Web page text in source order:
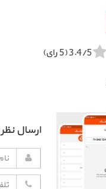
3.4/5 (5 رای)
ارسال نظر